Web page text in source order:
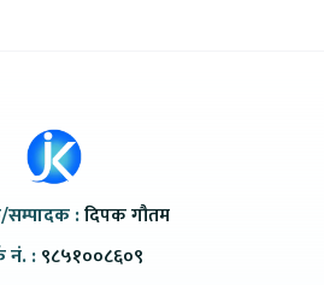
:दिपक गौतम
नं. : ९८५१००८६०९